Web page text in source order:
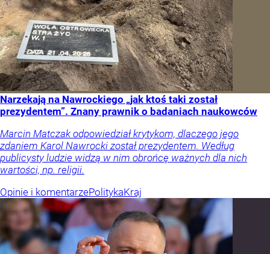
Narzekają na Nawrockiego „jak ktoś taki został
prezydentem”. Znany prawnik o badaniach naukowców
Marcin Matczak odpowiedział krytykom, dlaczego jego
zdaniem Karol Nawrocki został prezydentem. Według
publicysty ludzie widzą w nim obrońcę ważnych dla nich
wartości, np. religii.
Opinie i komentarzePolitykaKraj